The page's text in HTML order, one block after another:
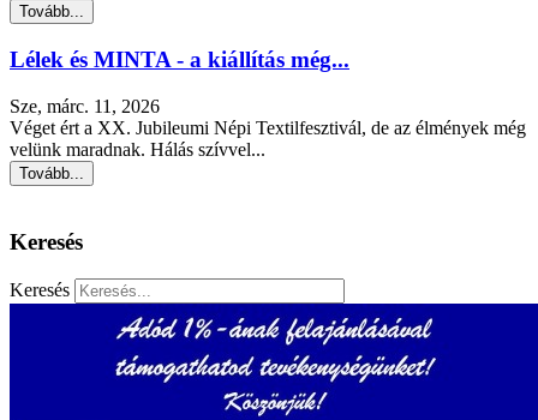
Tovább...
Lélek és MINTA - a kiállítás még...
Sze, márc. 11, 2026
Véget ért a XX. Jubileumi Népi Textilfesztivál, de az élmények még
velünk maradnak. Hálás szívvel...
Tovább...
Keresés
Keresés